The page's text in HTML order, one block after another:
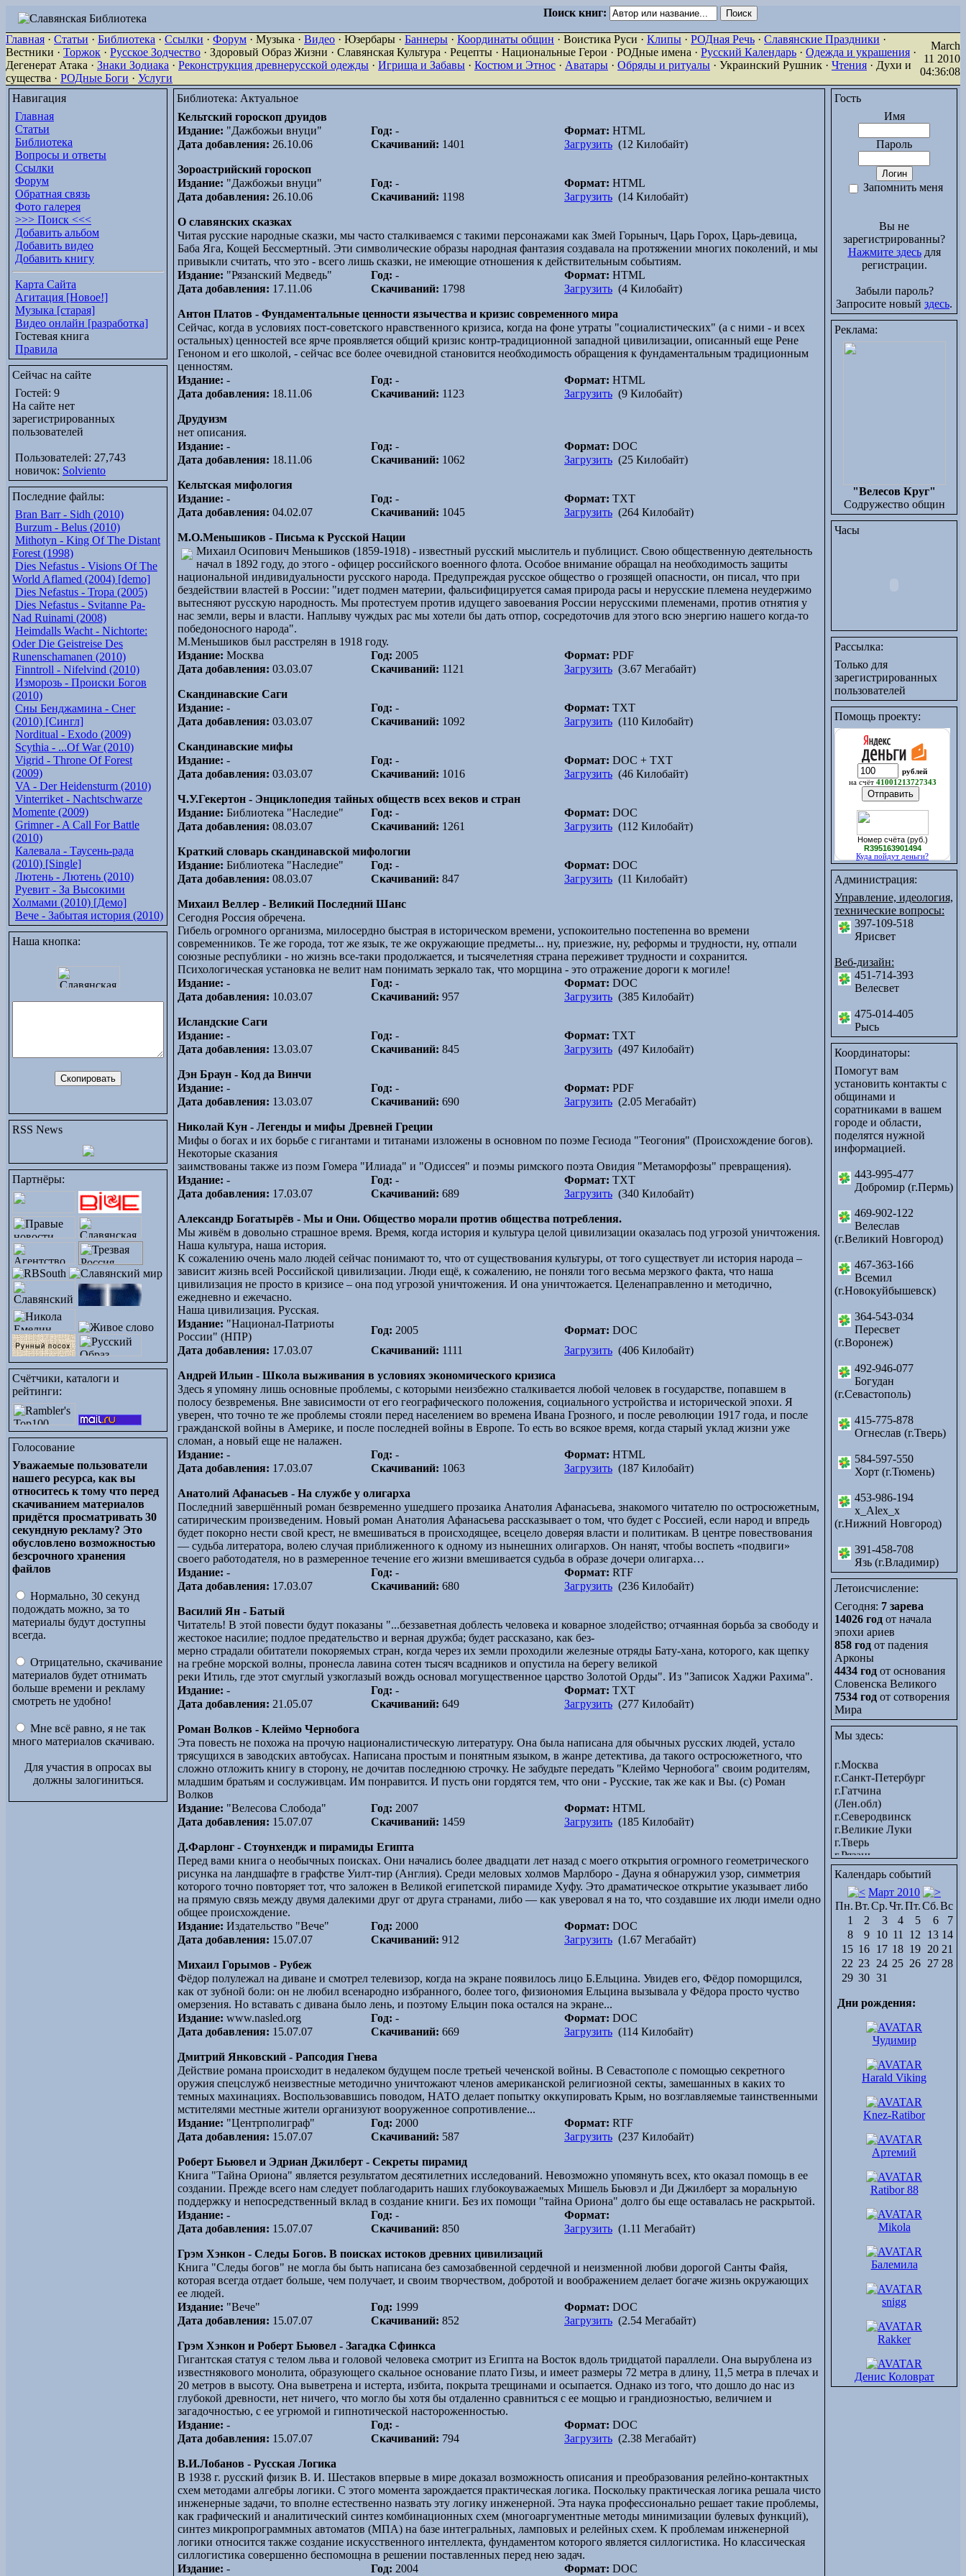
Поиск книг:
Главная · Статьи · Библиотека · Ссылки · Форум · Музыка · Видео · Юзербары · Баннеры · Координаты общин · Воистика Руси · Клипы · РОДная Речь · Славянские Праздники ·
Вестники · Торжок · Русское Зодчество · Здоровый Образ Жизни · Славянская Культура · Рецепты · Национальные Герои · РОДные имена · Русский Календарь · Одежда и украшения ·
Дегенерат Атака · Знаки Зодиака · Реконструкция древнерусской одежды · Игрища и Забавы · Костюм и Этнос · Аватары · Обряды и ритуалы · Украинский Рушник · Чтения · Духи и
существа · РОДные Боги · Услуги
March
11 2010
04:36:08
Навигация
Главная
Статьи
Библиотека
Вопросы и ответы
Ссылки
Форум
Обратная связь
Фото галерея
>>> Поиск <<<
Добавить альбом
Добавить видео
Добавить книгу
Карта Сайта
Агитация [Новое!]
Музыка [старая]
Видео онлайн [разработка]
Гостевая книга
Правила
Сейчас на сайте
Гостей: 9
На сайте нет
зарегистрированных
пользователей
Пользователей: 27,743
новичок: Solviento
Последние файлы:
Bran Barr - Sidh (2010)
Burzum - Belus (2010)
Mithotyn - King Of The Distant
Forest (1998)
Dies Nefastus - Visions Of The
World Aflamed (2004) [demo]
Dies Nefastus - Tropa (2005)
Dies Nefastus - Svitanne Pa-
Nad Ruinami (2008)
Heimdalls Wacht - Nichtorte:
Oder Die Geistreise Des
Runenschamanen (2010)
Finntroll - Nifelvind (2010)
Изморозь - Происки Богов
(2010)
Сны Бенджамина - Снег
(2010) [Сингл]
Norditual - Exodo (2009)
Scythia - ...Of War (2010)
Vigrid - Throne Of Forest
(2009)
VA - Der Heidensturm (2010)
Vinterriket - Nachtschwarze
Momente (2009)
Grimner - A Call For Battle
(2010)
Калевала - Таусень-рада
(2010) [Single]
Лютень - Лютень (2010)
Руевит - За Высокими
Холмами (2010) [Демо]
Вече - Забытая история (2010)
Наша кнопка:
RSS News
Партнёры:
Счётчики, каталоги и
рейтинги:
Голосование
Уважаемые пользователи
нашего ресурса, как вы
относитесь к тому что перед
скачиванием материалов
придётся просматривать 30
секундную рекламу? Это
обусловлено возможностью
безсрочного хранения
файлов
Нормально, 30 секунд
подождать можно, за то
материалы будут доступны
всегда.
Отрицательно, скачивание
материалов будет отнимать
больше времени и рекламу
смотреть не удобно!
Мне всё равно, я не так
много материалов скачиваю.
Для участия в опросах вы
должны залогиниться.
Библиотека: Актуальное
Кельтский гороскоп друидов
Издание: "Дажбожьи внуци" Год: - Формат: HTML
Дата добавления: 26.10.06 Скачиваний: 1401 Загрузить (12 Килобайт)
Зороастрийский гороскоп
Издание: "Дажбожьи внуци" Год: - Формат: HTML
Дата добавления: 26.10.06 Скачиваний: 1198 Загрузить (14 Килобайт)
О cлавянских сказках
Читая русские народные сказки, мы часто сталкиваемся с такими персонажами как Змей Горыныч, Царь Горох, Царь-девица,
Баба Яга, Кощей Бессмертный. Эти символические образы народная фантазия создавала на протяжении многих поколений, и мы
привыкли считать, что это - всего лишь сказки, не имеющие отношения к действительным событиям.
Издание: "Рязанский Медведь" Год: - Формат: HTML
Дата добавления: 17.11.06 Скачиваний: 1798 Загрузить (4 Килобайт)
Антон Платов - Фундаментальные ценности язычества и кризис современного мира
Сейчас, когда в условиях пост-советского нравственного кризиса, когда на фоне утраты "социалистических" (а с ними - и всех
остальных) ценностей все ярче проявляется общий кризис контр-традиционной западной цивилизации, описанный еще Рене
Геноном и его школой, - сейчас все более очевидной становится необходимость обращения к фундаментальным традиционным
ценностям.
Издание: - Год: - Формат: HTML
Дата добавления: 18.11.06 Скачиваний: 1123 Загрузить (9 Килобайт)
Друдуизм
нет описания.
Издание: - Год: - Формат: DOC
Дата добавления: 18.11.06 Скачиваний: 1062 Загрузить (25 Килобайт)
Кельтская мифология
Издание: - Год: - Формат: TXT
Дата добавления: 04.02.07 Скачиваний: 1045 Загрузить (264 Килобайт)
М.О.Меньшиков - Письма к Русской Нации
Михаил Осипович Меньшиков (1859-1918) - известный русский мыслитель и публицист. Свою общественную деятельность
начал в 1892 году, до этого - офицер российского военного флота. Особое внимание обращал на необходимость защиты
национальной индивидуальности русского народа. Предупреждая русское общество о грозящей опасности, он писал, что при
бездействии властей в России: "идет подмен материи, фальсифицируется самая природа расы и нерусские племена неудержимо
вытесняют русскую народность. Мы протестуем против идущего завоевания России нерусскими племенами, против отнятия у
нас земли, веры и власти. Наплыву чуждых рас мы хотели бы дать отпор, сосредоточив для этого всю энергию нашего когда-то
победоносного народа".
М.Меньшиков был расстрелян в 1918 году.
Издание: Москва Год: 2005 Формат: PDF
Дата добавления: 03.03.07 Скачиваний: 1121 Загрузить (3.67 Мегабайт)
Скандинавские Саги
Издание: - Год: - Формат: TXT
Дата добавления: 03.03.07 Скачиваний: 1092 Загрузить (110 Килобайт)
Скандинавские мифы
Издание: - Год: - Формат: DOC + TXT
Дата добавления: 03.03.07 Скачиваний: 1016 Загрузить (46 Килобайт)
Ч.У.Гекертон - Энциклопедия тайных обществ всех веков и стран
Издание: Библиотека "Наследие" Год: - Формат: DOC
Дата добавления: 08.03.07 Скачиваний: 1261 Загрузить (112 Килобайт)
Краткий словарь скандинавской мифологии
Издание: Библиотека "Наследие" Год: - Формат: DOC
Дата добавления: 08.03.07 Скачиваний: 847 Загрузить (11 Килобайт)
Михаил Веллер - Великий Последний Шанс
Сегодня Россия обречена.
Гибель огромного организма, милосердно быстрая в историческом времени, успокоительно постепенна во времени
современников. Те же города, тот же язык, те же окружающие предметы... ну, приезжие, ну, реформы и трудности, ну, отпали
союзные республики - но жизнь все-таки продолжается, и тысячелетняя страна переживет трудности и сохранится.
Психологическая установка не велит нам понимать зеркало так, что морщина - это отражение дороги к могиле!
Издание: - Год: - Формат: DOC
Дата добавления: 10.03.07 Скачиваний: 957 Загрузить (385 Килобайт)
Исландские Саги
Издание: - Год: - Формат: TXT
Дата добавления: 13.03.07 Скачиваний: 845 Загрузить (497 Килобайт)
Дэн Браун - Код да Винчи
Издание: - Год: - Формат: PDF
Дата добавления: 13.03.07 Скачиваний: 690 Загрузить (2.05 Мегабайт)
Николай Кун - Легенды и мифы Древней Греции
Мифы о богах и их борьбе с гигантами и титанами изложены в основном по поэме Гесиода "Теогония" (Происхождение богов).
Некоторые сказания
заимствованы также из поэм Гомера "Илиада" и "Одиссея" и поэмы римского поэта Овидия "Метаморфозы" превращения).
Издание: - Год: - Формат: TXT
Дата добавления: 17.03.07 Скачиваний: 689 Загрузить (340 Килобайт)
Александр Богатырёв - Мы и Они. Общество морали против общества потребления.
Мы живём в довольно страшное время. Время, когда история и культура целой цивилизации оказалась под угрозой уничтожения.
Наша культура, наша история.
К сожалению очень мало людей сейчас понимают то, что от существования культуры, от того существует ли история народа –
зависит жизнь всей Российской цивилизации. Люди ещё, к сожалению, не поняли того весьма мерзкого факта, что наша
цивилизация не просто в кризисе – она под угрозой уничтожения. И она уничтожается. Целенаправленно и методично,
ежедневно и ежечасно.
Наша цивилизация. Русская.
Издание: "Национал-Патриоты
России" (НПР)
Год: 2005 Формат: DOC
Дата добавления: 17.03.07 Скачиваний: 1111 Загрузить (406 Килобайт)
Андрей Ильин - Школа выживания в условиях экономического кризиса
Здесь я упомяну лишь основные проблемы, с которыми неизбежно сталкивается любой человек в государстве, попавшем в
полосу безвременья. Вне зависимости от его географического положения, социального устройства и исторической эпохи. Я
уверен, что точно те же проблемы стояли перед населением во времена Ивана Грозного, и после революции 1917 года, и после
гражданской войны в Америке, и после последней войны в Европе. То есть во всякое время, когда старый уклад жизни уже
сломан, а новый еще не налажен.
Издание: - Год: - Формат: HTML
Дата добавления: 17.03.07 Скачиваний: 1063 Загрузить (187 Килобайт)
Анатолий Афанасьев - На службе у олигарха
Последний завершённый роман безвременно ушедшего прозаика Анатолия Афанасьева, знакомого читателю по остросюжетным,
сатирическим произведеним. Новый роман Анатолия Афанасьева рассказывает о том, что будет с Россией, если народ и впредь
будет покорно нести свой крест, не вмешиваться в происходящее, всецело доверяя власти и политикам. В центре повествования
— судьба литератора, волею случая приближенного к одному из нынешних олигархов. Он нанят, чтобы воспеть «подвиги»
своего работодателя, но в размеренное течение его жизни вмешивается судьба в образе дочери олигарха…
Издание: - Год: - Формат: RTF
Дата добавления: 17.03.07 Скачиваний: 680 Загрузить (236 Килобайт)
Василий Ян - Батый
Читатель! В этой повести будут показаны "...беззаветная доблесть человека и коварное злодейство; отчаянная борьба за свободу и
жестокое насилие; подлое предательство и верная дружба; будет рассказано, как без-
мерно страдали обитатели покоряемых стран, когда через их земли проходили железные отряды Бату-хана, которого, как щепку
на гребне морской волны, пронесла лавина сотен тысяч всадников и опустила на берегу великой
реки Итиль, где этот смуглый узкоглазый вождь основал могущественное царство Золотой Орды". Из "Записок Хаджи Рахима".
Издание: - Год: - Формат: TXT
Дата добавления: 21.05.07 Скачиваний: 649 Загрузить (277 Килобайт)
Роман Волков - Клеймо Чернобога
Эта повесть не похожа на прочую националистическую литературу. Она была написана для обычных русских людей, устало
трясущихся в заводских автобусах. Написана простым и понятным языком, в жанре детектива, да такого остросюжетного, что
сложно отложить книгу в сторону, не дочитав последнюю строчку. Не забудьте передать "Клеймо Чернобога" своим родителям,
младшим братьям и сослуживцам. Им понравится. И пусть они гордятся тем, что они - Русские, так же как и Вы. (с) Роман
Волков
Издание: "Велесова Слобода" Год: 2007 Формат: HTML
Дата добавления: 15.07.07 Скачиваний: 1459 Загрузить (185 Килобайт)
Д.Фарлонг - Стоунхендж и пирамиды Египта
Перед вами книга о необычных поисках. Они начались более двадцати лет назад с моего открытия огромного геометрического
рисунка на ландшафте в графстве Уилт-тир (Англия). Среди меловых холмов Марлборо - Дауна я обнаружил узор, симметрия
которого точно повторяет тот, что заложен в Великой египетской пирамиде Хуфу. Это драматическое открытие указывает либо
на прямую связь между двумя далекими друг от друга странами, либо — как уверовал я на то, что создавшие их люди имели одно
общее происхождение.
Издание: Издательство "Вече" Год: 2000 Формат: DOC
Дата добавления: 15.07.07 Скачиваний: 912 Загрузить (1.67 Мегабайт)
Михаил Горымов - Рубеж
Фёдор полулежал на диване и смотрел телевизор, когда на экране появилось лицо Б.Ельцина. Увидев его, Фёдор поморщился,
как от зубной боли: он не любил всенародно избранного, более того, физиономия Ельцина вызывала у Фёдора просто чуство
омерзения. Но вставать с дивана было лень, и поэтому Ельцин пока остался на экране...
Издание: www.nasled.org Год: - Формат: DOC
Дата добавления: 15.07.07 Скачиваний: 669 Загрузить (114 Килобайт)
Дмитрий Янковский - Рапсодия Гнева
Действие романа происходит в недалеком будущем после третьей чеченской войны. В Севастополе с помощью секретного
оружия спецслужб неизвестные методично уничтожают членов американской религиозной секты, замешанных в каких то
темных махинациях. Воспользовавшись поводом, НАТО делает попытку оккупировать Крым, но возглавляемые таинственными
мстителями местные жители организуют вооруженное сопротивление...
Издание: "Центрполиграф" Год: 2000 Формат: RTF
Дата добавления: 15.07.07 Скачиваний: 587 Загрузить (237 Килобайт)
Роберт Бьювел и Эдриан Джилберт - Секреты пирамид
Книга "Тайна Ориона" является результатом десятилетних исследований. Невозможно упомянуть всех, кто оказал помощь в ее
создании. Прежде всего нам следует поблагодарить наших глубокоуважаемых Мишель Бьювэл и Ди Джилберт за моральную
поддержку и непосредственный вклад в создание книги. Без их помощи "тайна Ориона" долго бы еще оставалась не раскрытой.
Издание: - Год: -
Формат:
Дата добавления: 15.07.07 Скачиваний: 850 Загрузить (1.11 Мегабайт)
Грэм Хэнкон - Следы Богов. В поисках истоков древних цивилизаций
Книга "Следы богов" не могла бы быть написана без самозабвенной сердечной и неизменной любви дорогой Санты Файя,
которая всегда отдает больше, чем получает, и своим творчеством, добротой и воображением делает богаче жизнь окружающих
ее людей.
Издание: "Вече" Год: 1999 Формат: DOC
Дата добавления: 15.07.07 Скачиваний: 852 Загрузить (2.54 Мегабайт)
Грэм Хэнкон и Роберт Бьювел - Загадка Сфинкса
Гигантская статуя с телом льва и головой человека смотрит из Египта на Восток вдоль тридцатой параллели. Она вырублена из
известнякового монолита, образующего скальное основание плато Гизы, и имеет размеры 72 метра в длину, 11,5 метра в плечах и
20 метров в высоту. Она выветрена и истерта, избита, покрыта трещинами и осыпается. Однако из того, что дошло до нас из
глубокой древности, нет ничего, что могло бы хотя бы отдаленно сравниться с ее мощью и грандиозностью, величием и
загадочностью, с ее угрюмой и гипнотической настороженностью.
Издание: - Год: - Формат: DOC
Дата добавления: 15.07.07 Скачиваний: 794 Загрузить (2.38 Мегабайт)
В.И.Лобанов - Русская Логика
В 1938 г. русский физик В. И. Шестаков впервые в мире доказал возможность описания и преобразования релейно-контактных
схем методами алгебры логики. C этого момента зарождается практическая логика. Поскольку практическая логика решала чисто
инженерные задачи, то вполне естественно назвать эту логику инженерной. Эта наука профессионально решает такие проблемы,
как графический и аналитический синтез комбинационных схем (многоаргументные методы минимизации булевых функций),
синтез микропрограммных автоматов (МПА) на базе интегральных, ламповых и релейных схем. К проблемам инженерной
логики относится также создание искусственного интеллекта, фундаментом которого является силлогистика. Но классическая
силлогистика совершенно беспомощна в решении поставленных перед нею задач.
Издание: - Год: 2004 Формат: DOC
Гость
Имя
Пароль
Запомнить меня
Вы не
зарегистрированны?
Нажмите здесь для
регистрации.
Забыли пароль?
Запросите новый здесь.
Реклама:
"Велесов Круг"
Содружество общин
Часы
Рассылка:
Только для
зарегистрированных
пользователей
Помощь проекту:
рублей
на счёт 41001213727343
Номер счёта (руб.)
R395163901494
Куда пойдут деньги?
Администрация:
Управление, идеология,
технические вопросы:
397-109-518
Ярисвет
Веб-дизайн:
451-714-393
Велесвет
475-014-405
Рысь
Координаторы:
Помогут вам
установить контакты с
общинами и
соратниками в вашем
городе и области,
поделятся нужной
информацией.
443-995-477
Добромир (г.Пермь)
469-902-122
Велеслав
(г.Великий Новгород)
467-363-166
Всемил
(г.Новокуйбышевск)
364-543-034
Пересвет
(г.Воронеж)
492-946-077
Богудан
(г.Севастополь)
415-775-878
Огнеслав (г.Тверь)
584-597-550
Хорт (г.Тюмень)
453-986-194
x_Alex_x
(г.Нижний Новгород)
391-458-708
Язь (г.Владимир)
Летоисчисление:
Сегодня: 7 зарева
14026 год от начала
эпохи ариев
858 год от падения
Арконы
4434 год от основания
Словенска Великого
7534 год от сотворения
Мира
Мы здесь:
- Россия -
г.Санкт-Петербург
г.Гатчина
(Лен.обл)
г.Северодвинск
г.Великие Луки
г.Тверь
г.Рязань
г.Калуга
г.Тула
г.Брянск
г.Орёл
г.Белгород
г.Старый Оскол
(Белгородская
обл.)
г.Нижний Тагил
г.Великий
г.Ярославль
(Ярославская обл.)
г.Ростов Великий
г.Александров
г.Иваново
г.Саратов
г.Энгельс
г.Воронеж
Салават
(Уфимская обл.)
г.Белебей
(Уфимская обл.)
г.Якутск
г.Казань
г.Самара
г.Калининград
г.Киров (Вятка)
г.Красноярск
г.Нижнекамск
г.Сарапул
г.Североморск
(Мурманская обл.)
г.Петрозаводск
Календарь событий
Март 2010
Пн.Вт.Ср.Чт.Пт.Сб.Вс
1
2 3 4 5 6
7
8
9 10 11 12 13 14
15 16 17 18 19 20 21
22 23 24 25 26 27 28
29 30 31
Дни рождения:
Чудимир
Harald Viking
Knez-Ratibor
Артемий
Ratibor 88
Mikola
Балемила
snigg
Rakker
Денис Коловрат